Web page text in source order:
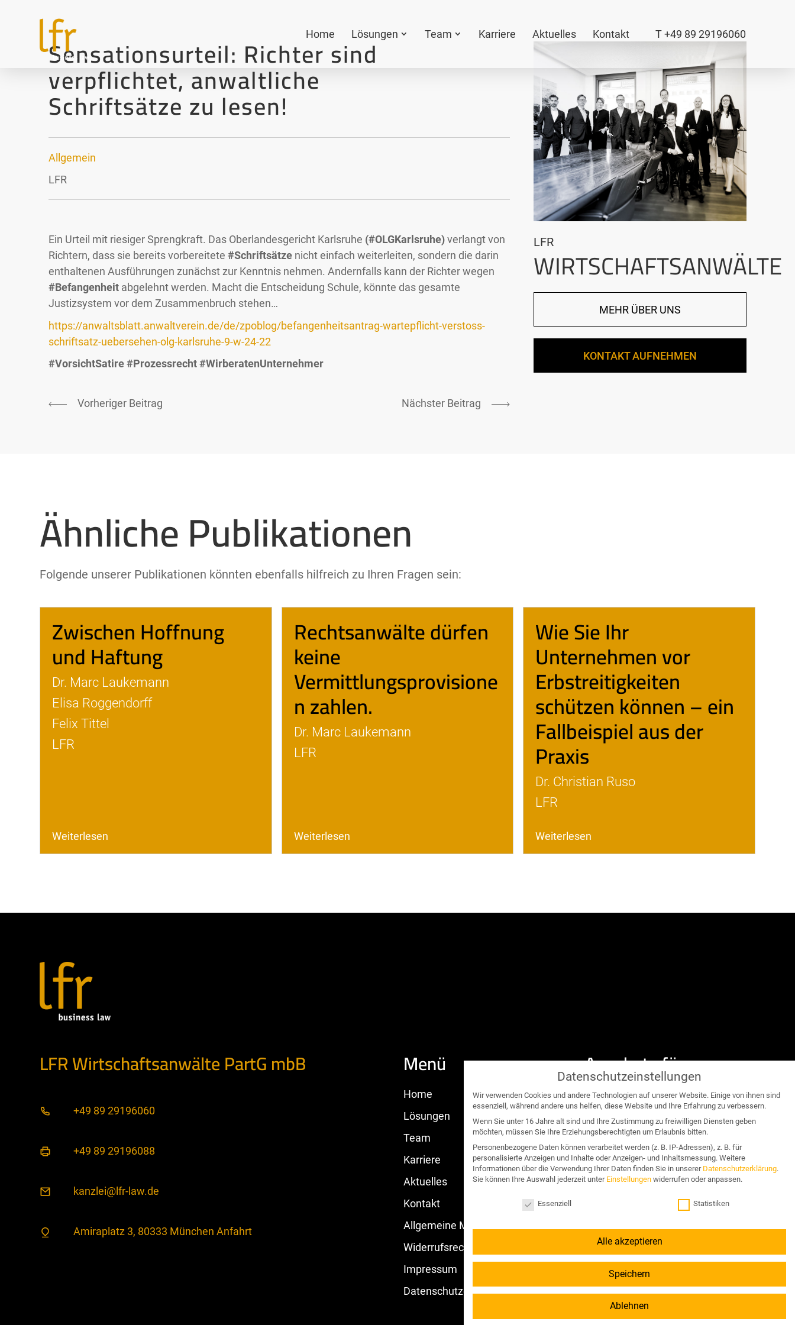
Home Lösungen Team Karriere Aktuelles Kontakt T +49 89 29196060
Sensationsurteil: Richter sind
verpflichtet, anwaltliche
Schriftsätze zu lesen!
Allgemein
LFR
Allgemein
Ein Urteil mit riesiger Sprengkraft. Das Oberlandesgericht Karlsruhe (#OLGKarlsruhe)verlangt von
Richtern, dass sie bereits vorbereitete #Schriftsätze nicht einfach weiterleiten, sondern die darin
enthaltenen Ausführungen zunächst zur Kenntnis nehmen. Andernfalls kann der Richter wegen
#Befangenheit abgelehnt werden. Macht die Entscheidung Schule, könnte das gesamte
Justizsystem vor dem Zusammenbruch stehen…
https://anwaltsblatt.anwaltverein.de/de/zpoblog/befangenheitsantrag-wartepflicht-verstoss-
schriftsatz-uebersehen-olg-karlsruhe-9-w-24-22
#VorsichtSatire#Prozessrecht#WirberatenUnternehmer
Vorheriger Beitrag Nächster Beitrag
LFR
WIRTSCHAFTSANWÄLTE
MEHR ÜBER UNS
KONTAKT AUFNEHMEN
Ähnliche Publikationen
Folgende unserer Publikationen könnten ebenfalls hilfreich zu Ihren Fragen sein:
Zwischen Hoffnung
und Haftung
Dr. Marc Laukemann
Elisa Roggendorff
Felix Tittel
LFR
Weiterlesen
Rechtsanwälte dürfen
keine
Vermittlungsprovisione
n zahlen.
Dr. Marc Laukemann
LFR
Weiterlesen
Wie Sie Ihr
Unternehmen vor
Erbstreitigkeiten
schützen können – ein
Fallbeispiel aus der
Praxis
Dr. Christian Ruso
LFR
Weiterlesen
LFR Wirtschaftsanwälte PartG mbB
+49 89 29196060
+49 89 29196088
kanzlei@lfr-law.de
Amiraplatz 3, 80333 München Anfahrt
Menü
Home
Lösungen
Team
Karriere
Aktuelles
Kontakt
Allgemeine Mandatsbedingungen
Widerrufsrecht
Impressum
Datenschutzerklärung
Angebote für:
Unternehmen & Organisation
Business & Wettbewerb
Konflikt & Krise
Nachfolge & Vermögen
Datenschutzeinstellungen
Wir verwenden Cookies und andere Technologien auf unserer Website. Einige von ihnen sind
essenziell, während andere uns helfen, diese Website und Ihre Erfahrung zu verbessern.
Wenn Sie unter 16 Jahre alt sind und Ihre Zustimmung zu freiwilligen Diensten geben
möchten, müssen Sie Ihre Erziehungsberechtigten um Erlaubnis bitten.
Personenbezogene Daten können verarbeitet werden (z. B. IP-Adressen), z. B. für
personalisierte Anzeigen und Inhalte oder Anzeigen- und Inhaltsmessung. Weitere
Informationen über die Verwendung Ihrer Daten finden Sie in unserer Datenschutzerklärung.
Sie können Ihre Auswahl jederzeit unter Einstellungen widerrufen oder anpassen.
Essenziell
Statistiken
Alle akzeptieren
Speichern
Ablehnen